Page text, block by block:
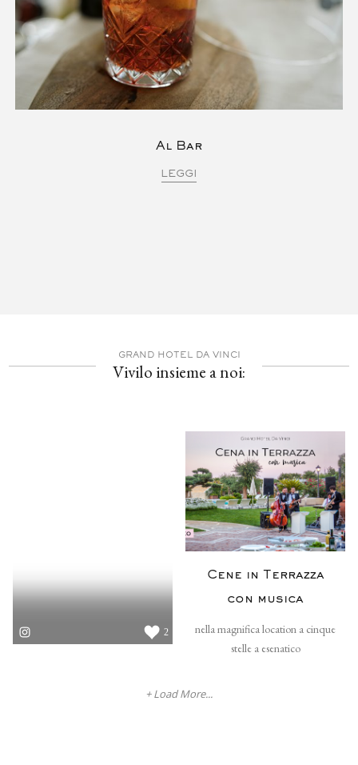
Al Bar
LEGGI
GRAND HOTEL DA VINCI
Vivilo insieme a noi:
2
Cene in Terrazza
con musica
nella magnifica location a cinque
stelle a esenatico
+ Load More...